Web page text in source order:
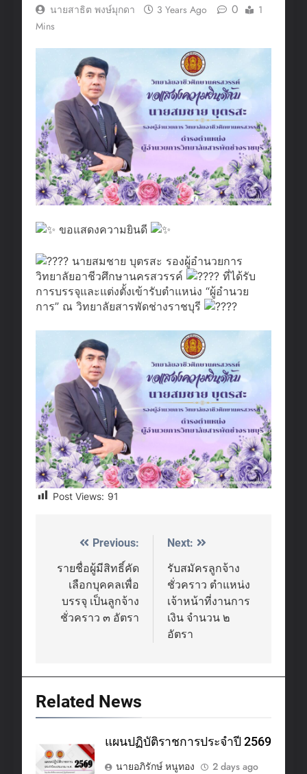
นายสาธิต พงษ์มุกดา 3 Years Ago 0
1
Mins
ขอแสดงความยินดี
นายสมชาย บุตรสะ รองผู้อำนวยการ
วิทยาลัยอาชีวศึกษานครสวรรค์
ที่ได้รับ
การบรรจุและแต่งตั้งเข้ารับตำแหน่ง “ผู้อำนวย
การ” ณ วิทยาลัยสารพัดช่างราชบุรี
Post Views: 91
Post
navigation
Previous:
รายชื่อผู้มีสิทธิ์คัด
เลือกบุคคลเพื่อ
บรรจุ เป็นลูกจ้าง
ชั่วคราว ๓ อัตรา
Next:
รับสมัครลูกจ้าง
ชั่วคราว ตำแหน่ง
เจ้าหน้าที่งานการ
เงิน จำนวน ๒
อัตรา
Related News
แผนปฏิบัติราชการประจำปี 2569
นายอภิรักษ์ หนูทอง
2 days ago